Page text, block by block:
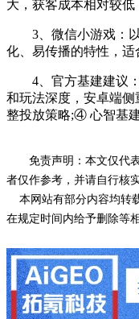
大，获客成本相对较低
3、微信小游戏：以
化、易传播的特性，适
4、官方基建建议：①
和玩法深度，安卓端
整投放策略;④ 心智基
免责声明：本文仅代
者仅作参考，并请自行核
本网站有部分内容均转
在规定时间内给予删除等